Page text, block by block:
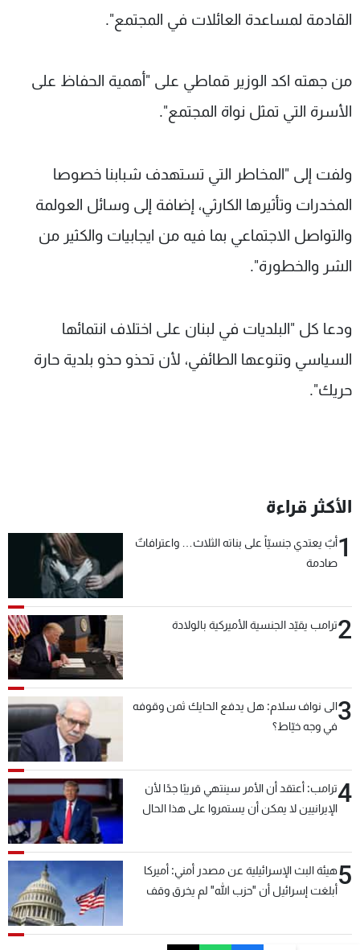
القادمة لمساعدة العائلات في المجتمع".
من جهته اكد الوزير قماطي على "أهمية الحفاظ على
الأسرة التي تمثل نواة المجتمع".
ولفت إلى "المخاطر التي تستهدف شبابنا خصوصا
المخدرات وتأثيرها الكارثي، إضافة إلى وسائل العولمة
والتواصل الاجتماعي بما فيه من ايجابيات والكثير من
الشر والخطورة".
ودعا كل "البلديات في لبنان على اختلاف انتمائها
السياسي وتنوعها الطائفي، لأن تحذو حذو بلدية حارة
حريك".
الأكثر قراءة
1أبٌ يعتدي جنسيّاً على بناته الثلاث… واعترافاتٌ
صادمة
2ترامب يقيّد الجنسية الأميركية بالولادة
3الى نواف سلام: هل يدفع الحايك ثمن وقوفه
في وجه خيّاط؟
4ترامب: أعتقد أن الأمر سينتهي قريبًا جدًا لأن
الإيرانيين لا يمكن أن يستمروا على هذا الحال
5هيئة البث الإسرائيلية عن مصدر أمني: أميركا
أبلغت إسرائيل أن "حزب الله" لم يخرق وقف